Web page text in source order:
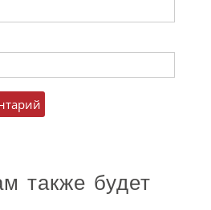
также будет